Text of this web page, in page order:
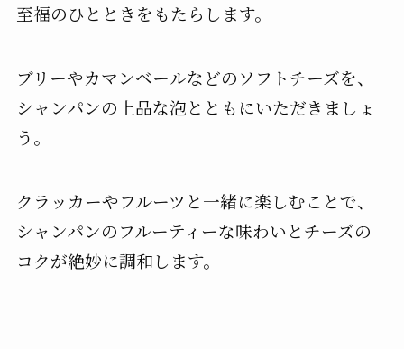
至福のひとときをもたらします。
ブリーやカマンベールなどのソフトチーズを、
シャンパンの上品な泡とともにいただきましょ
う。
クラッカーやフルーツと一緒に楽しむことで、
シャンパンのフルーティーな味わいとチーズの
コクが絶妙に調和します。